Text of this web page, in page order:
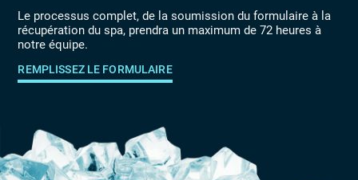
Le processus complet, de la soumission du formulaire à la
récupération du spa, prendra un maximum de 72 heures à
notre équipe.
REMPLISSEZ LE FORMULAIRE